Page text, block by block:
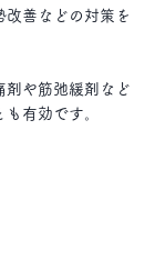
改善などの対策を
剤や筋弛緩剤など
有効です。